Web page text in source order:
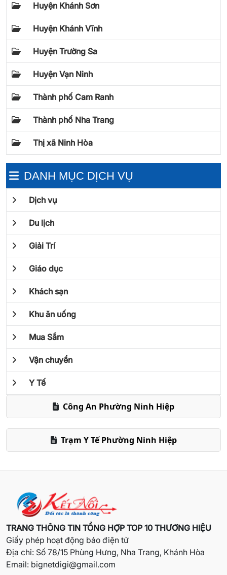
Huyện Khánh Sơn
Huyện Khánh Vĩnh
Huyện Trường Sa
Huyện Vạn Ninh
Thành phố Cam Ranh
Thành phố Nha Trang
Thị xã Ninh Hòa
DANH MỤC DỊCH VỤ
Dịch vụ
Du lịch
Giải Trí
Giáo dục
Khách sạn
Khu ăn uống
Mua Sắm
Vận chuyển
Y Tế
Công An Phường Ninh Hiệp
Trạm Y Tế Phường Ninh Hiệp
TRANG THÔNG TIN TỔNG HỢP TOP 10 THƯƠNG HIỆU
Giấy phép hoạt động báo điện tử
Địa chỉ: Số 78/15 Phùng Hưng, Nha Trang, Khánh Hòa
Email: bignetdigi@gmail.com